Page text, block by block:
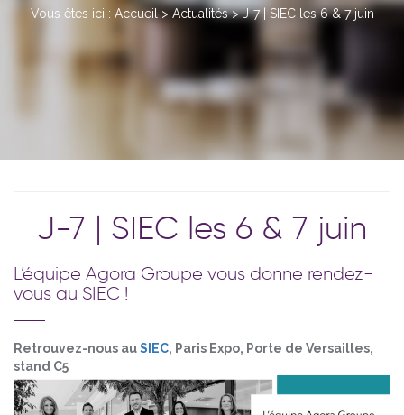
Vous êtes ici : Accueil> Actualités>J-7 | SIEC les 6 & 7 juin
J-7 | SIEC les 6 & 7 juin
L’équipe Agora Groupe vous donne rendez-
vous au SIEC !
Retrouvez-nous auSIEC, Paris Expo, Porte de Versailles,
stand C5